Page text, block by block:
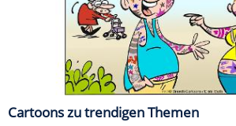
Cartoons zu trendigen Themen